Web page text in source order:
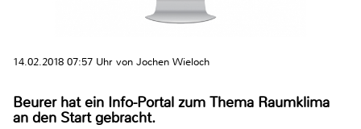
14.02.2018 07:57 Uhr von Jochen Wieloch
Beurer hat ein Info-Portal zum Thema Raumklima
an den Start gebracht.